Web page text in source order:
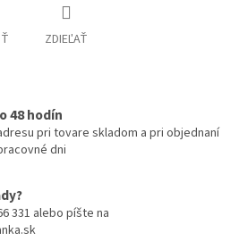
ZDIEĽAŤ
48 hodín
pri tovare skladom a pri objednaní
dni
331 alebo píšte na